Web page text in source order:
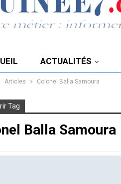
ACTUALITÉS
Articles Colonel Balla Samoura
Tag
Balla Samoura